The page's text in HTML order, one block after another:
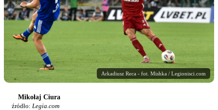
Arkadiusz Reca - fot. Mishka / Legionisci.com
Mikołaj Ciura
źródło: Legia.com